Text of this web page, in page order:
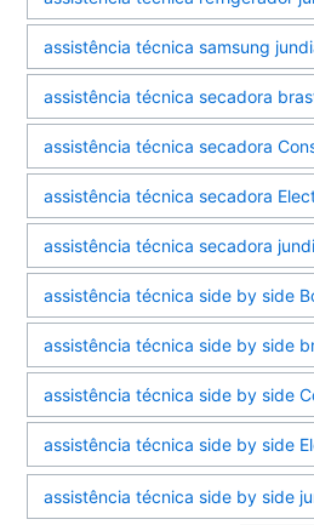
assistência técnica samsung
assistência técnica secadora
assistência técnica secadora
assistência técnica secadora
assistência técnica secadora
assistência técnica side by side
assistência técnica side by side
assistência técnica side by side
assistência técnica side by side
assistência técnica side by side